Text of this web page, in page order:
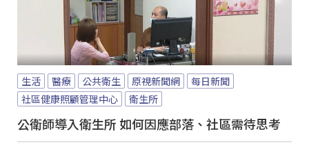
生活 醫療 公共衛生 原視新聞網
每日新聞
社區健康照顧管理中心
衛生所
公衛師導入衛生所 如何因應部落、社區需待思考